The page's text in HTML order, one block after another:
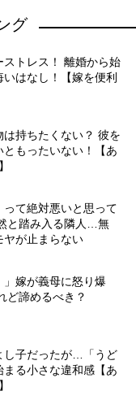
グ
トレス！ 離婚から始
はなし！【嫁を便利
持ちたくない？ 彼を
もったいない！【あ
って絶対悪いと思って
と踏み入る隣人…無
ヤが止まらない
嫁が義母に怒り爆
ど諦めるべき？
し子だったが…「うど
る小さな違和感【あ